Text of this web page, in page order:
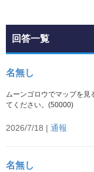
回答一覧
名無し
ムーンゴロウでマップを
てください。(50000)
2026/7/18 | 通報
名無し